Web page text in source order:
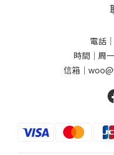
電話
時間｜周
信箱｜